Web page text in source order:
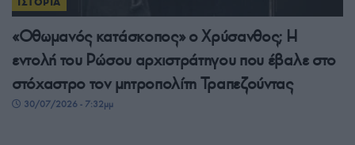
«Οθωμανός κατάσκοπος» ο Χρύσανθος; Η
εντολή του Ρώσου αρχιστράτηγου που έβαλε στο
στόχαστρο τον μητροπολίτη Τραπεζούντας
30/07/2026 - 7:32μμ